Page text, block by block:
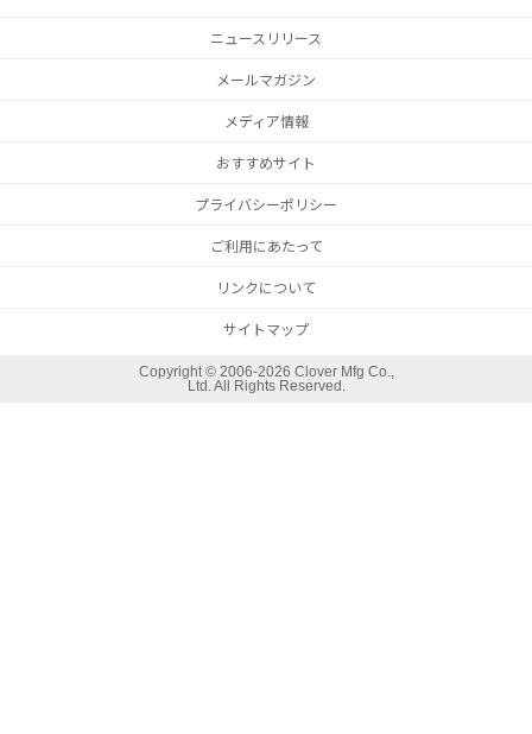
ニュースリリース
メールマガジン
メディア情報
おすすめサイト
プライバシーポリシー
ご利用にあたって
リンクについて
サイトマップ
Copyright © 2006-2026 Clover Mfg Co.,
Ltd. All Rights Reserved.